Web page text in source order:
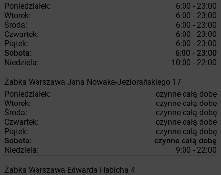
Poniedziałek:
6:00 - 23:00
Wtorek:
6:00 - 23:00
Środa:
6:00 - 23:00
Czwartek:
6:00 - 23:00
Piątek:
6:00 - 23:00
Sobota:
6:00 - 23:00
Niedziela:
10:00 - 22:00
Żabka Warszawa Jana Nowaka-Jeziorańskiego 17
Poniedziałek:
czynne całą dobę
Wtorek:
czynne całą dobę
Środa:
czynne całą dobę
Czwartek:
czynne całą dobę
Piątek:
czynne całą dobę
Sobota:
czynne całą dobę
Niedziela:
9:00 - 22:00
Żabka Warszawa Edwarda Habicha 4